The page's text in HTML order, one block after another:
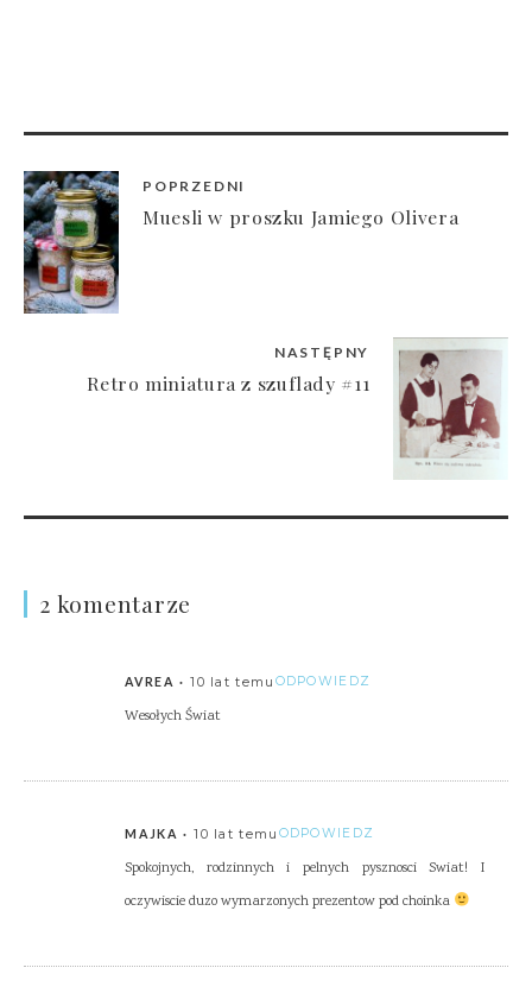
POPRZEDNI
Muesli w proszku Jamiego Olivera
NASTĘPNY
Retro miniatura z szuflady #11
2 komentarze
AVREA 10 lat temu ODPOWIEDZ
Wesołych Świat
MAJKA 10 lat temu ODPOWIEDZ
Spokojnych, rodzinnych i pelnych pysznosci Swiat! I
oczywiscie duzo wymarzonych prezentow pod choinka